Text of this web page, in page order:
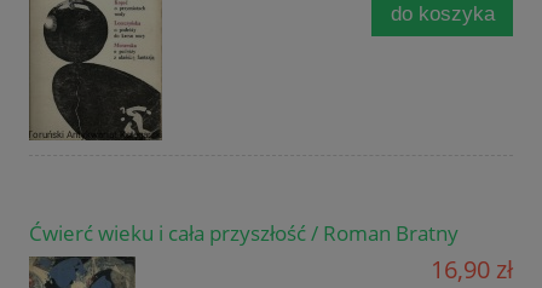
do koszyka
Ćwierć wieku i cała przyszłość / Roman Bratny
16,90 zł